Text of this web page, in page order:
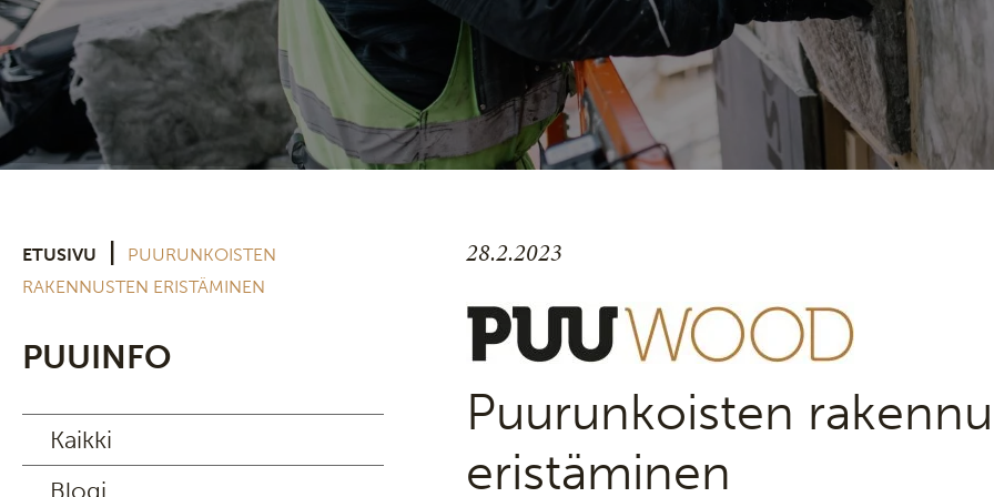
ETUSIVU
PUURUNKOISTEN
RAKENNUSTEN ERISTÄMINEN
PUUINFO
Kaikki
Blogi
28.2.2023
Puurunkoisten
eristäminen